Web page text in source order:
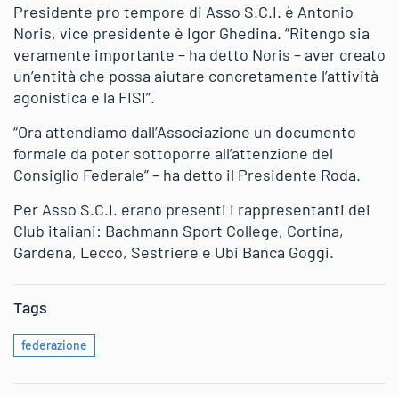
Presidente pro tempore di Asso S.C.I. è Antonio
Noris, vice presidente è Igor Ghedina. “Ritengo sia
veramente importante – ha detto Noris – aver creato
un’entità che possa aiutare concretamente l’attività
agonistica e la FISI”.
“Ora attendiamo dall’Associazione un documento
formale da poter sottoporre all’attenzione del
Consiglio Federale” – ha detto il Presidente Roda.
Per Asso S.C.I. erano presenti i rappresentanti dei
Club italiani: Bachmann Sport College, Cortina,
Gardena, Lecco, Sestriere e Ubi Banca Goggi.
Tags
federazione